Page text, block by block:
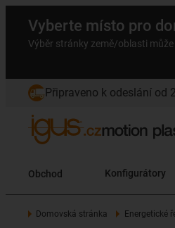
Vyberte místo pro
Výběr stránky země/oblasti
Připraveno k odeslání od
Obchod Konfigurátory
Domovská stránka Energetické